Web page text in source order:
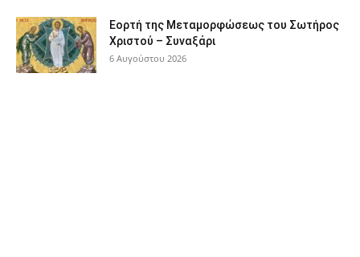
Εορτή της Μεταμορφώσεως του Σωτήρος
Χριστού – Συναξάρι
6 Αυγούστου 2026